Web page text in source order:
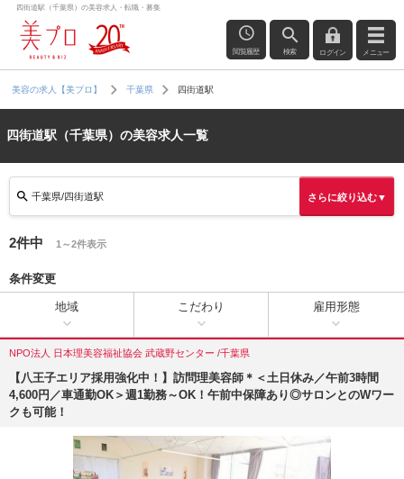
四街道駅（千葉県）の美容求人・転職・募集
閲覧履歴 検索 ログイン メニュー
美容の求人【美プロ】 千葉県 四街道駅
四街道駅（千葉県）の美容求人一覧
千葉県/四街道駅 さらに絞り込む▼
2件中 1～2件表示
条件変更
地域 こだわり 雇用形態
NPO法人 日本理美容福祉協会 武蔵野センター /千葉県
【八王子エリア採用強化中！】訪問理美容師＊＜土日休み／午前3時間
4,600円／車通勤OK＞週1勤務～OK！午前中保障あり◎サロンとのWワー
クも可能！